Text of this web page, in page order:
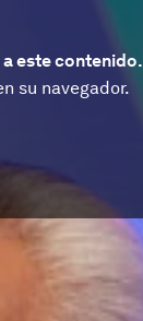
este contenido.
su navegador.